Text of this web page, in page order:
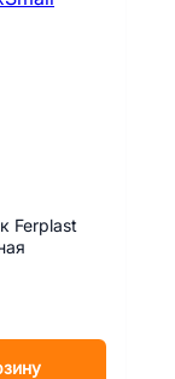
Ferplast